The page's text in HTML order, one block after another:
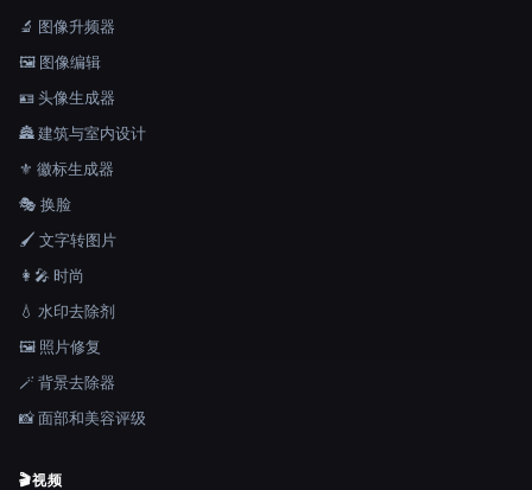
🔬 图像升频器
🖼️ 图像编辑
🪪 头像生成器
🏯 建筑与室内设计
⚜️ 徽标生成器
🎭 换脸
🖌️ 文字转图片
👩‍🎤 时尚
💧 水印去除剂
🖼️ 照片修复
🪄 背景去除器
📸 面部和美容评级
🎬视频